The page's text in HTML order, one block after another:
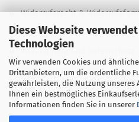
Diese Webseite
Technologien
Wir verwenden Cookies und
Drittanbietern, um die ordentliche
gewährleisten, die Nutzung unseres
Ihnen ein bestmögliches
Informationen finden Sie in unserer
Widerrufsrecht &
AGB
Privatsphäre und Datenschutz
Cookie Einstellungen